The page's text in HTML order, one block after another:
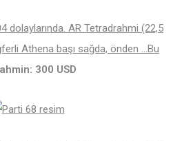
dolaylarında. AR Tetradrahmi (22,5
Athena başı sağda, önden … Bu
300 USD